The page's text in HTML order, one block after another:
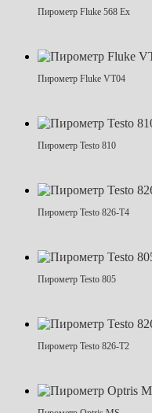
Пирометр Fluke 568 Ex
Пирометр Fluke VT04
Пирометр Testo 810
Пирометр Testo 826-T4
Пирометр Testo 805
Пирометр Testo 826-T2